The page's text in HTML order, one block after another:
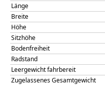
Länge
Breite
Höhe
Sitzhöhe
Bodenfreiheit
Radstand
Leergewicht fahrbereit
Zugelassenes Gesamtgewicht